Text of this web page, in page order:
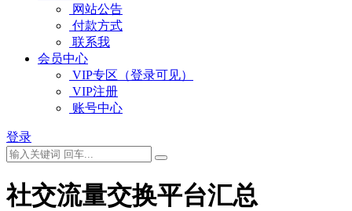
网站公告
付款方式
联系我
会员中心
VIP专区（登录可见）
VIP注册
账号中心
登录
社交流量交换平台汇总